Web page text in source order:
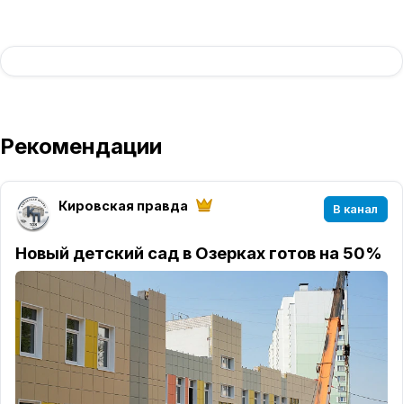
Рекомендации
Кировская правда В канал
Новый детский сад в Озерках готов на 50%